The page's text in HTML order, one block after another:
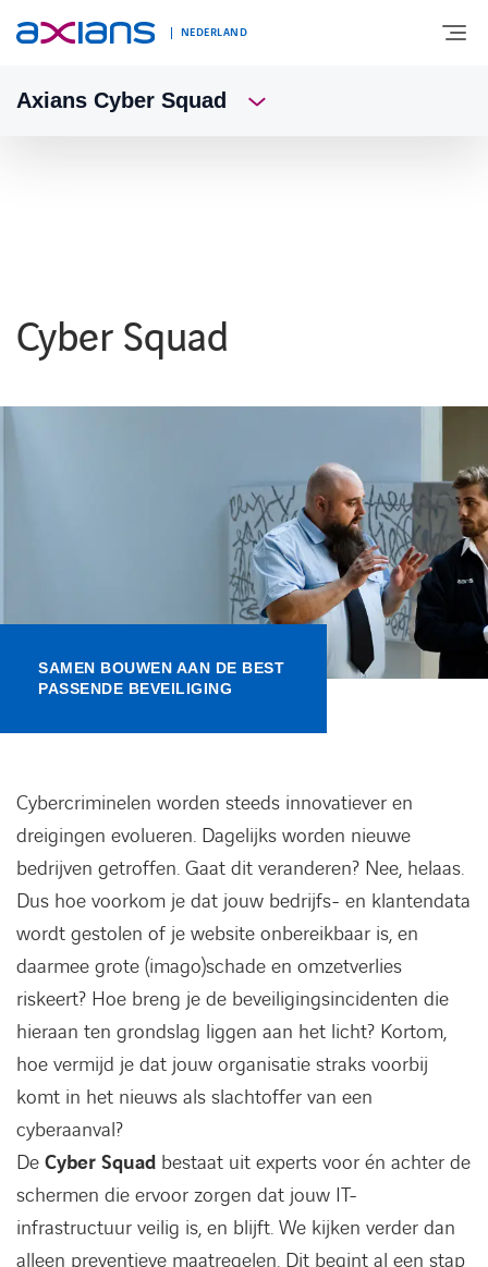
NEDERLAND
NIEUWS & INSPIRATIE
Axians Cyber Squad
Cyber Squad
SAMEN BOUWEN AAN DE BEST
PASSENDE BEVEILIGING
Cybercriminelen worden steeds innovatiever en
dreigingen evolueren. Dagelijks worden nieuwe
bedrijven getroffen. Gaat dit veranderen? Nee, helaas.
Dus hoe voorkom je dat jouw bedrijfs- en klantendata
wordt gestolen of je website onbereikbaar is, en
daarmee grote (imago)schade en omzetverlies
riskeert? Hoe breng je de beveiligingsincidenten die
hieraan ten grondslag liggen aan het licht? Kortom,
hoe vermijd je dat jouw organisatie straks voorbij
komt in het nieuws als slachtoffer van een
cyberaanval?
De Cyber Squad bestaat uit experts voor én achter de
schermen die ervoor zorgen dat jouw IT-
infrastructuur veilig is, en blijft. We kijken verder dan
alleen preventieve maatregelen. Dit begint al een stap